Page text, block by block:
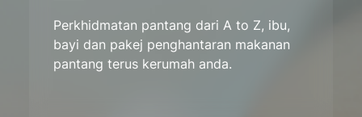
Perkhidmatan pantang dari A to Z, ibu,
bayi dan pakej penghantaran makanan
pantang terus kerumah anda.